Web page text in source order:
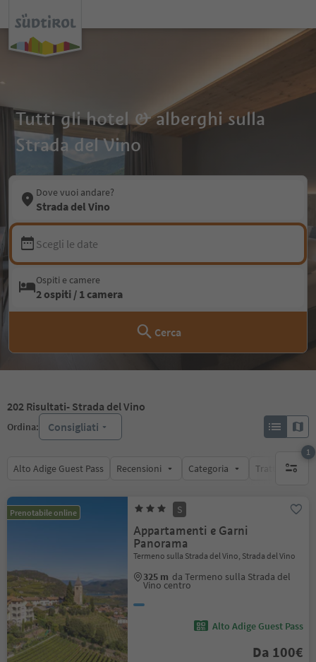
Tutti gli hotel & alberghi sulla
Strada del Vino
Dove vuoi andare?
Strada del Vino
Scegli le date
Ospiti e camere
2 ospiti / 1 camera
Cerca
202 Risultati- Strada del Vino
Ordina: Consigliati
Alto Adige Guest Pass Recensioni Categoria Trattamento
1
1 filtro
Prenotabile online S
Appartamenti e Garni
Panorama
Termeno sulla Strada del Vino, Strada del Vino
325 m da Termeno sulla Strada del
Vino centro
Alto Adige Guest Pass
Da 100€